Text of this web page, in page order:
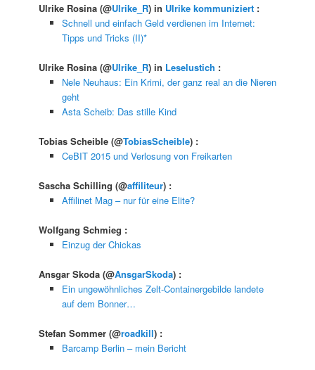
Ulrike Rosina(@Ulrike_R) in Ulrike kommuniziert :
Schnell und einfach Geld verdienen im Internet:
Tipps und Tricks (II)*
Ulrike Rosina(@Ulrike_R) in Leselustich :
Nele Neuhaus: Ein Krimi, der ganz real an die Nieren
geht
Asta Scheib: Das stille Kind
Tobias Scheible(@TobiasScheible) :
CeBIT 2015 und Verlosung von Freikarten
Sascha Schilling(@affiliteur) :
Affilinet Mag – nur für eine Elite?
Wolfgang Schmieg :
Einzug der Chickas
Ansgar Skoda(@AnsgarSkoda) :
Ein ungewöhnliches Zelt-Containergebilde landete
auf dem Bonner…
Stefan Sommer(@roadkill) :
Barcamp Berlin – mein Bericht